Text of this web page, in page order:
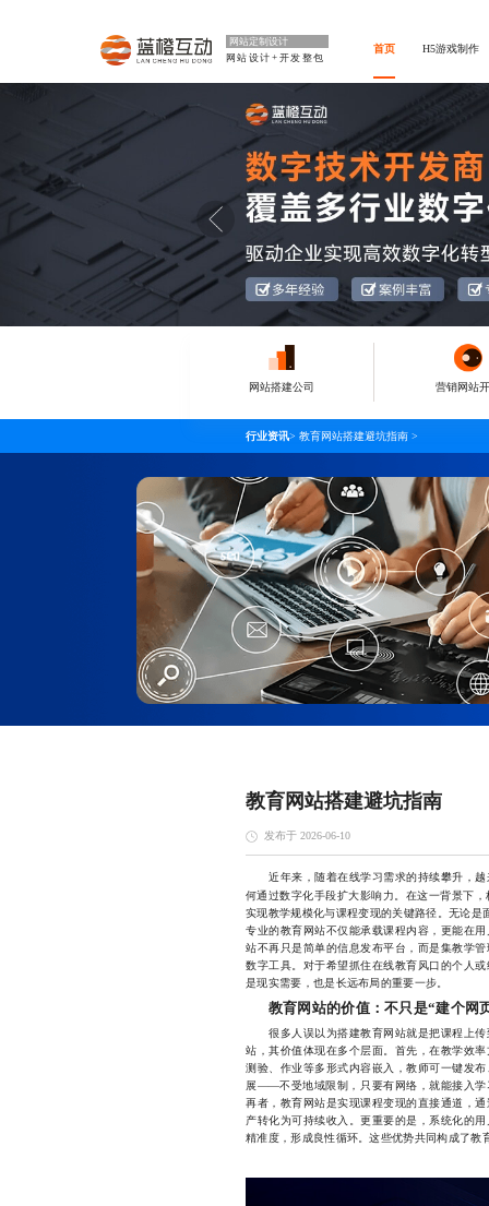
网站定制设计
网站设计+开发整包
首页 H5游戏制作
网站搭建公司 营销网站
行业资讯> 教育网站搭建避坑指南 >
教育网站搭建避坑指南
发布于 2026-06-10
近年来，随着在线学习需求的持续攀升，越
何通过数字化手段扩大影响力。在这一背景下
实现教学规模化与课程变现的关键路径。无论
专业的教育网站不仅能承载课程内容，更能在
站不再只是简单的信息发布平台，而是集教学
数字工具。对于希望抓住在线教育风口的个人
是现实需要，也是长远布局的重要一步。
教育网站的价值：不只是“建个网
很多人误以为搭建教育网站就是把课程上传
站，其价值体现在多个层面。首先，在教学效
测验、作业等多形式内容嵌入，教师可一键发
展——不受地域限制，只要有网络，就能接入学
再者，教育网站是实现课程变现的直接通道，
产转化为可持续收入。更重要的是，系统化的
精准度，形成良性循环。这些优势共同构成了教